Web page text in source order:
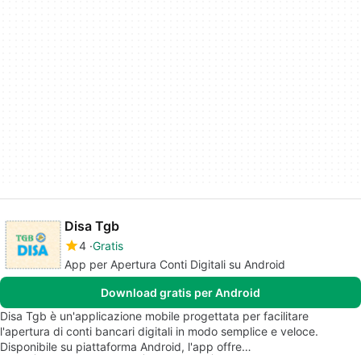
Disa Tgb
4 Gratis
App per Apertura Conti Digitali su Android
Download gratis per Android
Disa Tgb è un'applicazione mobile progettata per facilitare
l'apertura di conti bancari digitali in modo semplice e veloce.
Disponibile su piattaforma Android, l'app offre…